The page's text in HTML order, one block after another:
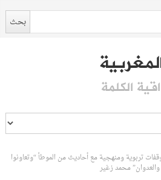
الكلمة
تربوية ومنهجية مع أحاديث من الموطأ “وتعاونوا
والعدوان” محمد زغير